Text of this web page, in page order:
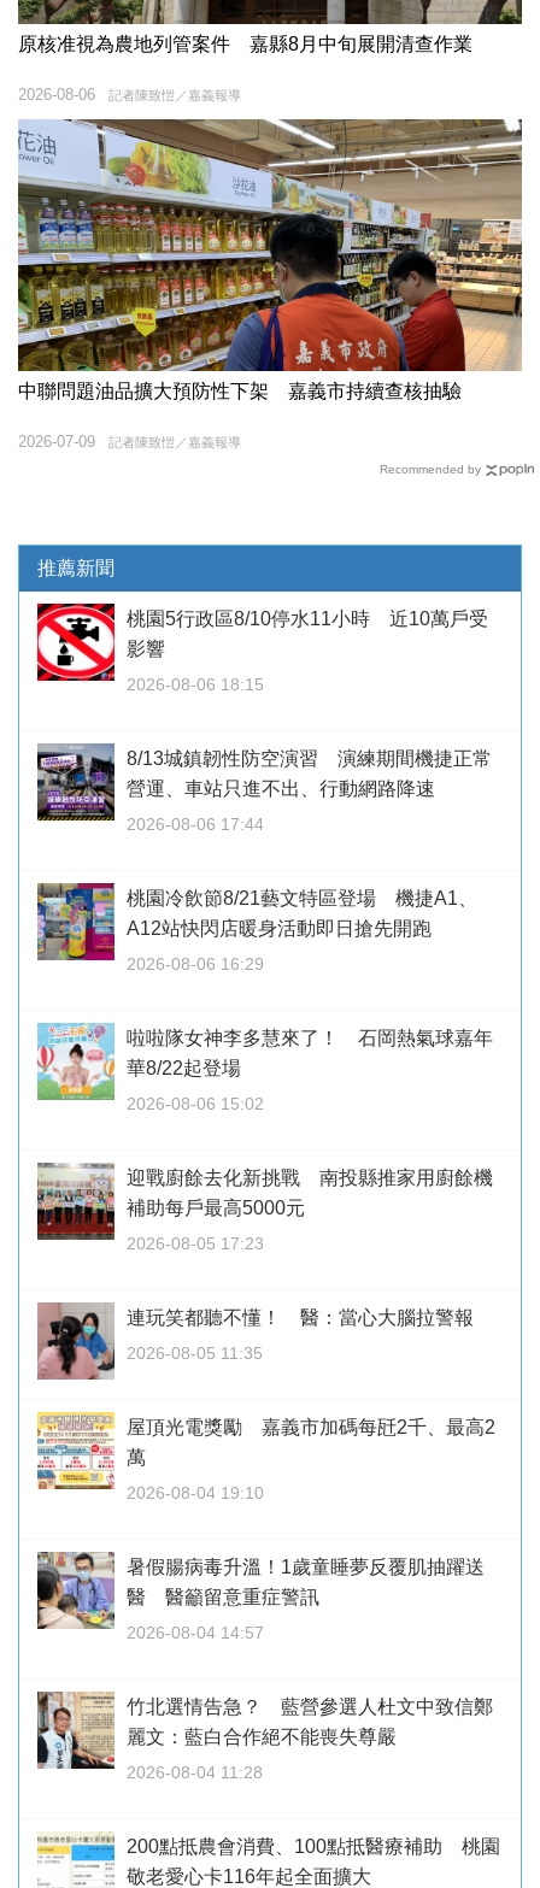
原核准視為農地列管案件 嘉縣8月中旬展開清查作業
記者陳致愷／嘉義報導
2026-08-06
中聯問題油品擴大預防性下架 嘉義市持續查核抽驗
記者陳致愷／嘉義報導
2026-07-09
Recommended by
推薦新聞
桃園5行政區8/10停水11小時 近10萬戶受
影響
2026-08-06 18:15
8/13城鎮韌性防空演習 演練期間機捷正常
營運、車站只進不出、行動網路降速
2026-08-06 17:44
桃園冷飲節8/21藝文特區登場 機捷A1、
A12站快閃店暖身活動即日搶先開跑
2026-08-06 16:29
啦啦隊女神李多慧來了！ 石岡熱氣球嘉年
華8/22起登場
2026-08-06 15:02
迎戰廚餘去化新挑戰 南投縣推家用廚餘機
補助每戶最高5000元
2026-08-05 17:23
連玩笑都聽不懂！ 醫：當心大腦拉警報
2026-08-05 11:35
屋頂光電獎勵 嘉義市加碼每瓩2千、最高2
萬
2026-08-04 19:10
暑假腸病毒升溫！1歲童睡夢反覆肌抽躍送
醫 醫籲留意重症警訊
2026-08-04 14:57
竹北選情告急？ 藍營參選人杜文中致信鄭
麗文：藍白合作絕不能喪失尊嚴
2026-08-04 11:28
200點抵農會消費、100點抵醫療補助 桃園
敬老愛心卡116年起全面擴大